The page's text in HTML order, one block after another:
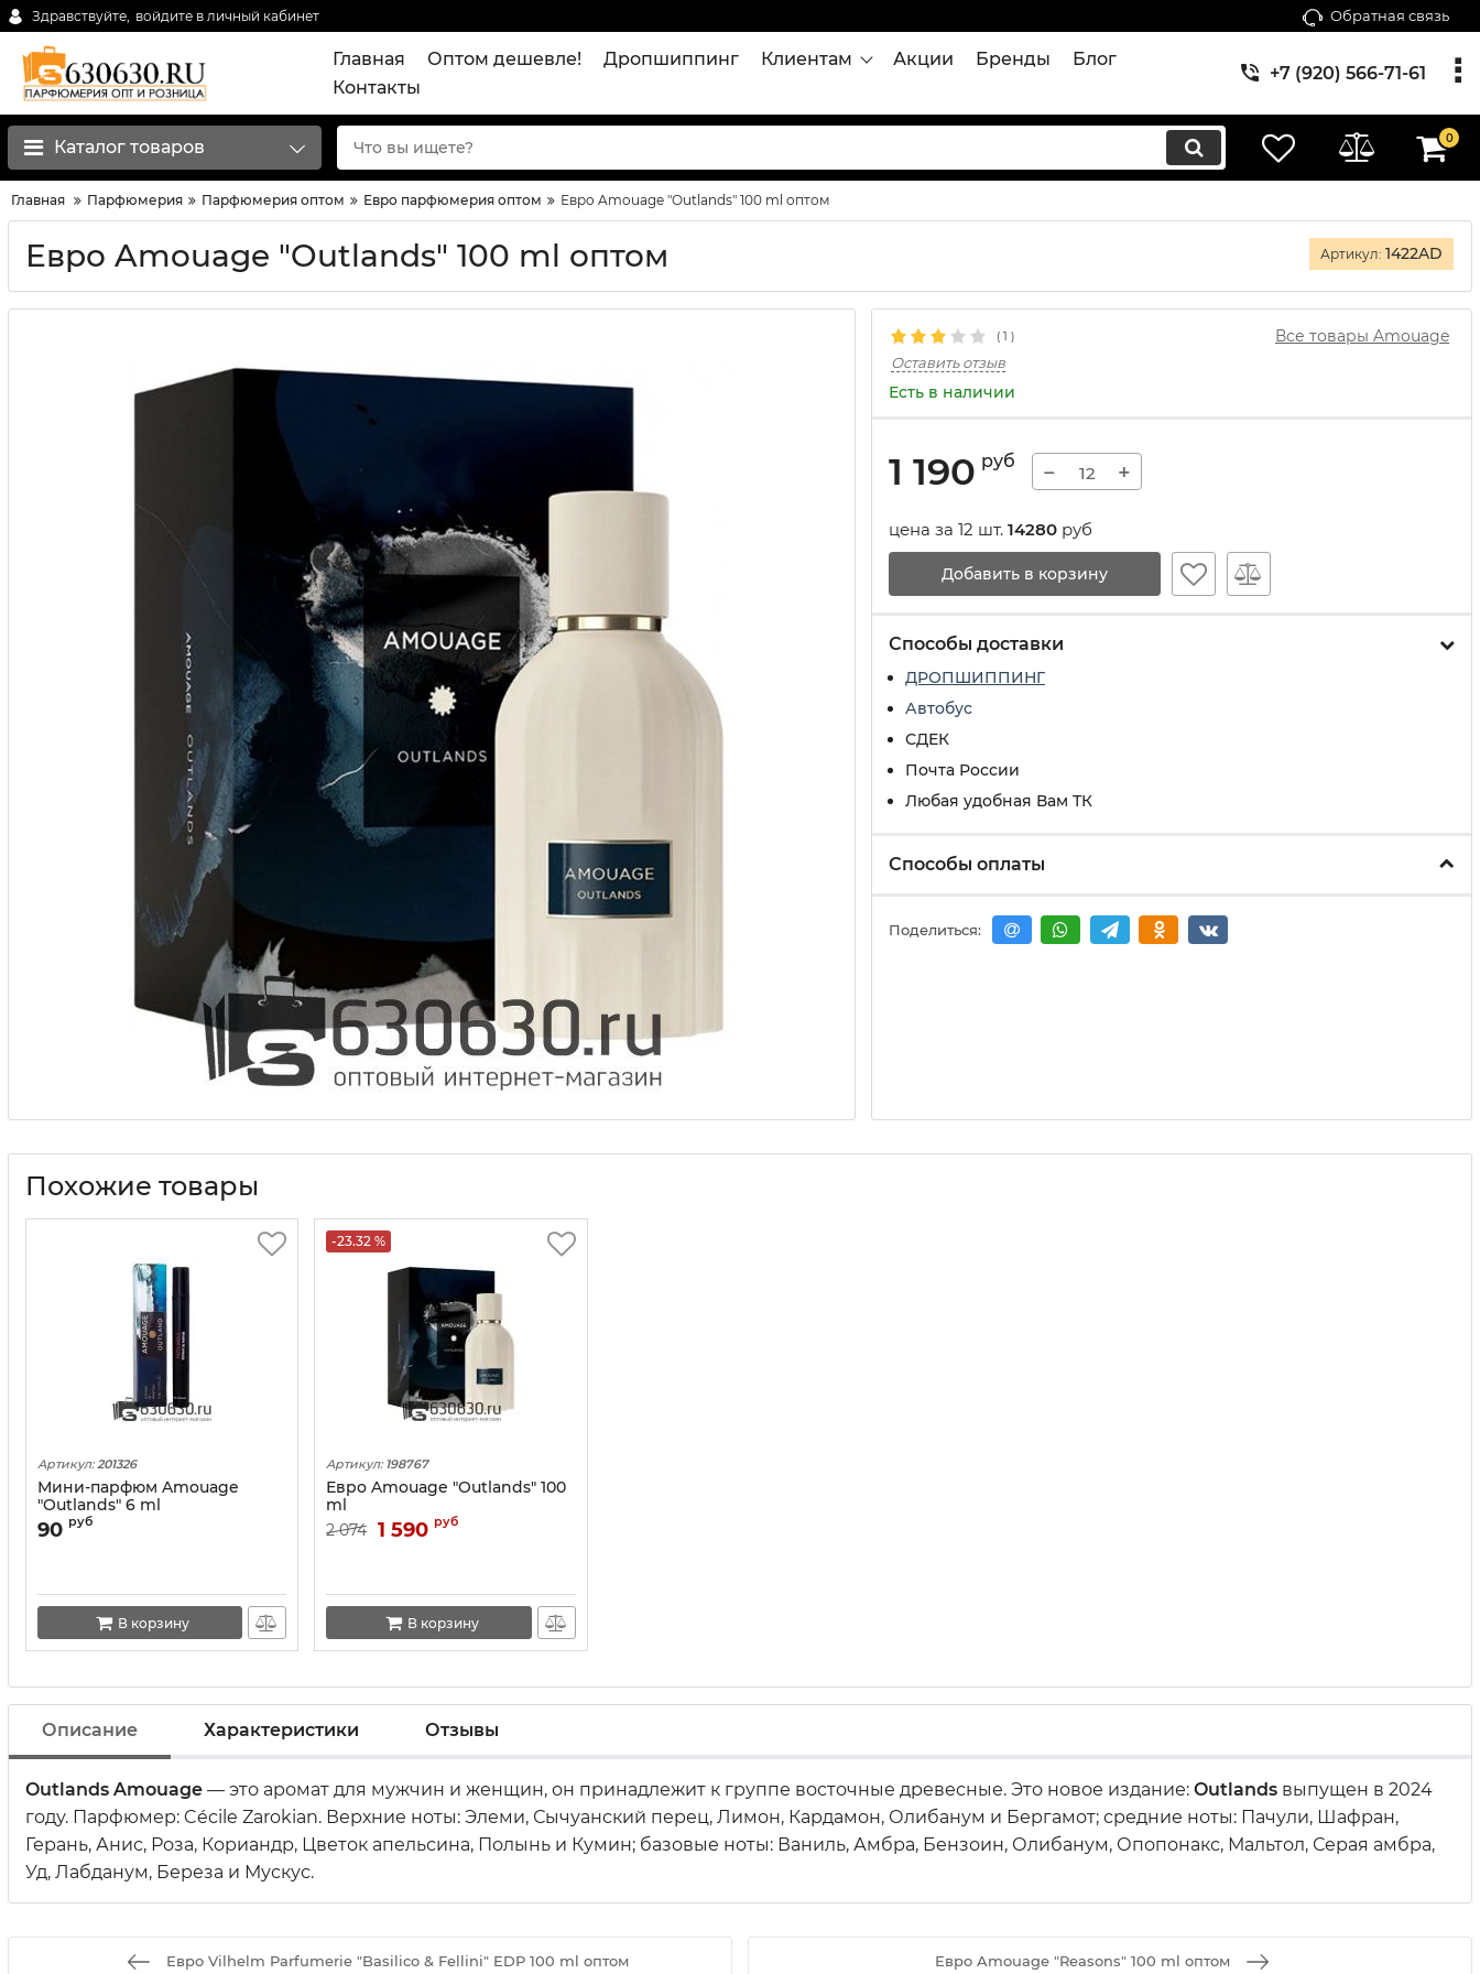
Здравствуйте, войдите в личный кабинет Обратная связь
Главная Оптом дешевле! Дропшиппинг Клиентам Акции Бренды
Блог
Контакты
+7 (920) 566-71-61
Каталог товаров 0
Главная Парфюмерия Парфюмерия оптом Евро парфюмерия оптом Евро Amouage "Outlands" 100 ml оптом
Евро Amouage "Outlands" 100 ml оптом Артикул: 1422AD
( 1 ) Все товары Amouage
Оставить отзыв
Есть в наличии
1 190 руб − +
цена за 12 шт. 14280 руб
Добавить в корзину
Способы доставки
ДРОПШИППИНГ
Автобус
СДЕК
Почта России
Любая удобная Вам ТК
Способы оплаты
Поделиться:
Похожие товары
Артикул: 201326
Мини-парфюм Amouage
"Outlands" 6 ml
90 руб
В корзину
-23.32 %
Артикул: 198767
Евро Amouage "Outlands" 100
ml
2 074 1 590 руб
В корзину
Описание Характеристики Отзывы
Outlands Amouage — это аромат для мужчин и женщин, он принадлежит к группе восточные древесные. Это новое издание: Outlands выпущен в 2024
году. Парфюмер: Cécile Zarokian. Верхние ноты: Элеми, Сычуанский перец, Лимон, Кардамон, Олибанум и Бергамот; средние ноты: Пачули, Шафран,
Герань, Анис, Роза, Кориандр, Цветок апельсина, Полынь и Кумин; базовые ноты: Ваниль, Амбра, Бензоин, Олибанум, Опопонакс, Мальтол, Серая амбра,
Уд, Лабданум, Береза и Мускус.
Евро Vilhelm Parfumerie "Basilico & Fellini" EDP 100 ml оптом Евро Amouage "Reasons" 100 ml оптом